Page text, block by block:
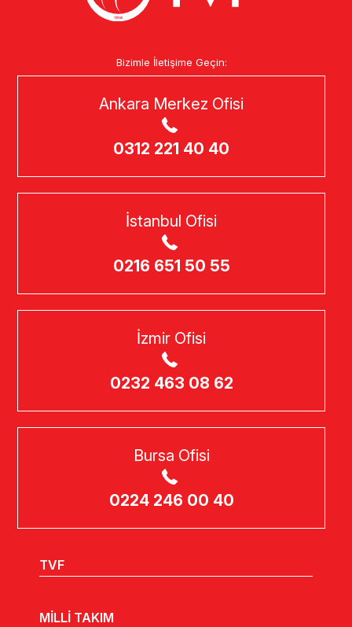
Bizimle İletişime Geçin:
Ankara Merkez Ofisi
0312 221 40 40
İstanbul Ofisi
0216 651 50 55
İzmir Ofisi
0232 463 08 62
Bursa Ofisi
0224 246 00 40
TVF
MİLLİ TAKIM